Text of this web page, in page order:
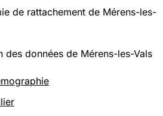
de rattachement de Mérens-les-
données de Mérens-les-Vals